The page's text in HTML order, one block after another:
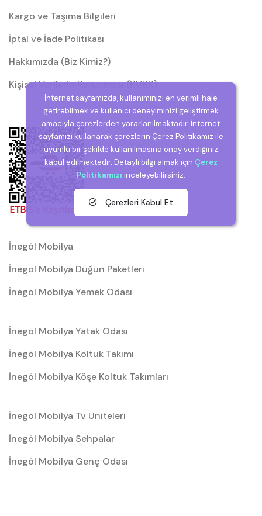
Kargo ve Taşıma Bilgileri
İptal ve İade Politikası
Hakkımızda (Biz Kimiz?)
Kişisel Verilerin Korunması (KVKK)
İnegöl Mobilya
İnegöl Mobilya Düğün Paketleri
İnegöl Mobilya Yemek Odası
İnegöl Mobilya Yatak Odası
İnegöl Mobilya Koltuk Takımı
İnegöl Mobilya Köşe Koltuk Takımları
İnegöl Mobilya Tv Üniteleri
İnegöl Mobilya Sehpalar
İnegöl Mobilya Genç Odası
İnternet sayfamızda, kullanımınızı en verimli hale
getirebilmek ve kullanıcı deneyiminizi geliştirmek
amacıyla çerezlerden yararlanılmaktadır. İnternet
sayfamızı kullanarak çerezlerin Çerez Politikamız ile
uyumlu bir şekilde kullanılmasına onay verdiğiniz
kabul edilmektedir. Detaylı bilgi almak için Çerez
Politikamızı inceleyebilirsiniz.
Çerezleri Kabul Et